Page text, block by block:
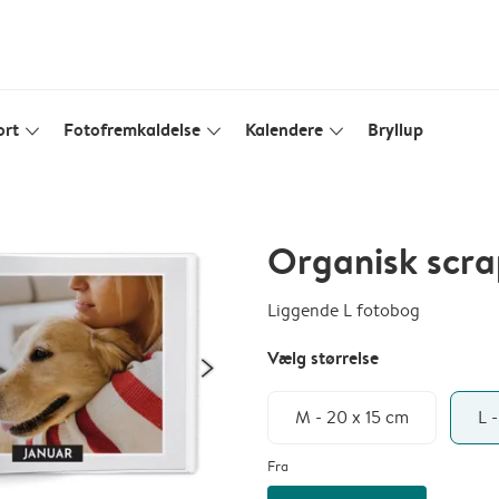
slim_arrow_down Fotofremkaldelse slim_arrow_down Kalendere slim_arrow_down Bryllup
Organisk
Liggende L fotobog
Vælg størrelse
M - 20 x 15 cm L
Fra